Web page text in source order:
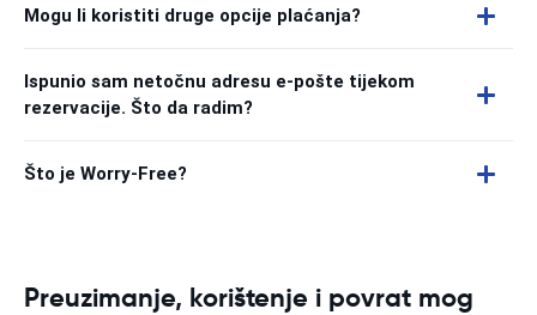
Mogu li koristiti druge opcije plaćanja?
Ispunio sam netočnu adresu e-pošte tijekom
rezervacije. Što da radim?
Što je Worry-Free?
Preuzimanje, korištenje i povrat mog